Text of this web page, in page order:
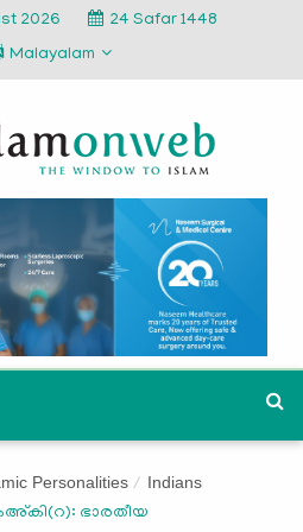
2026
24 Safar 1448
Malayalam
Personalities Indians
ഭാരതീയ